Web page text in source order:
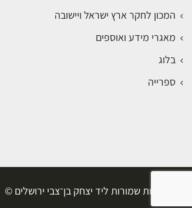
המכון לחקר ארץ ישראל ויישובה
מאגרי מידע ואוספים
בלוג
ספרייה
כל הזכויות שמורות ליד יצחק בן־צבי ירושלים ©